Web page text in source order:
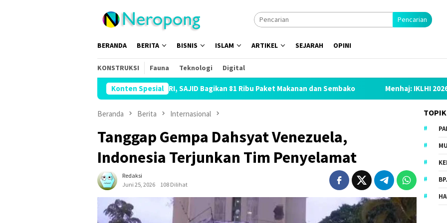
Pencarian
BERANDA BERITA BISNIS ISLAM ARTIKEL SEJARAH OPINI
KONSTRUKSI Fauna Teknologi Digital
Konten Spesial
Sambut HUT Ke-81 RI, SAJID Bagikan 81 Ribu Paket Makanan dan Sembako Menhaj: IKLHI 2026 Buktikan
Beranda Berita Internasional
Tanggap Gempa Dahsyat Venezuela,
Indonesia Terjunkan Tim Penyelamat
Redaksi
Juni 25, 2026
108 Dilihat